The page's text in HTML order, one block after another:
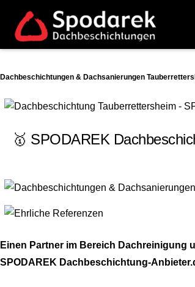
Dachbeschichtungen & Dachsanierungen
🥇 SPODAREK
Einen Partner im Bereich
SPODAREK Dachbeschichtung-